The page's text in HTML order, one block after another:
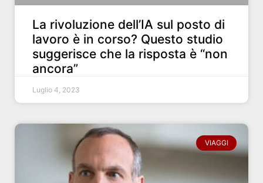
La rivoluzione dell’IA sul posto di
lavoro è in corso? Questo studio
suggerisce che la risposta è “non
ancora”
Luglio 4, 2023
VIAGGI